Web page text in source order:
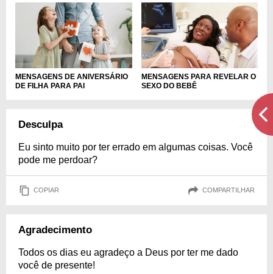
MENSAGENS DE ANIVERSÁRIO
DE FILHA PARA PAI
MENSAGENS PARA REVELAR O
SEXO DO BEBÊ
Desculpa
Eu sinto muito por ter errado em algumas coisas. Você
pode me perdoar?
COPIAR COMPARTILHAR
Agradecimento
Todos os dias eu agradeço a Deus por ter me dado
você de presente!